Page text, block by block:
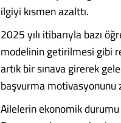
ilgiyi kısmen azalttı.
2025 yılı itibarıyla bazı
modelinin getirilmesi gibi
artık bir sınava girerek
başvurma motivasyonunu
Ailelerin ekonomik